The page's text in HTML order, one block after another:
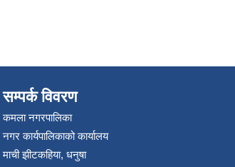
सम्पर्क विवरण
कमला नगरपालिका
नगर कार्यपालिकाको कार्यालय
माची झीटकहिया, धनुषा